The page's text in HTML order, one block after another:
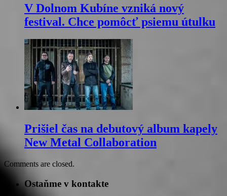
V Dolnom Kubíne vzniká nový
festival. Chce pomôcť psiemu útulku
Prišiel čas na debutový album kapely
New Metal Collaboration
Comments are closed.
Ostaňme v kontakte